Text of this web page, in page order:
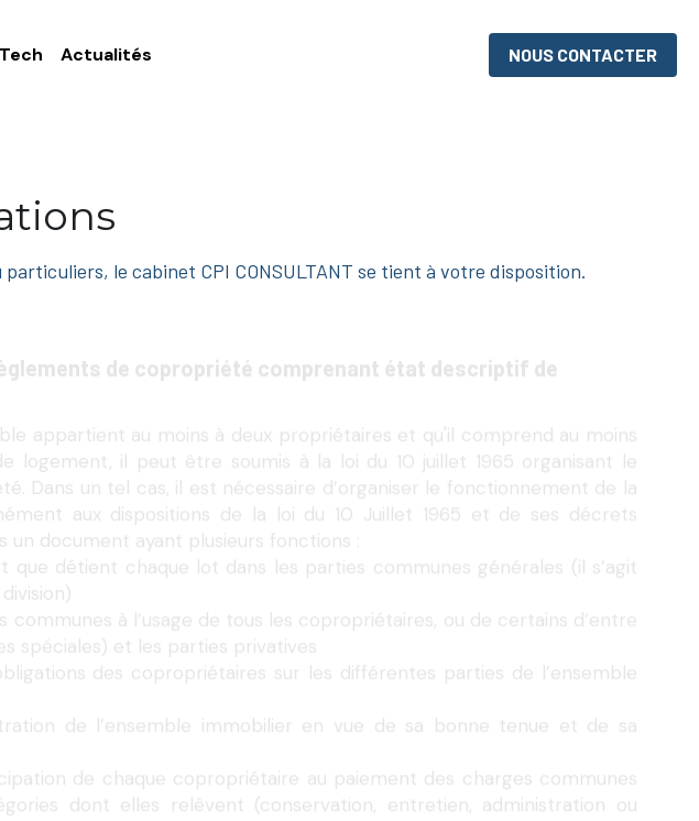
Actualités NOUS CONTACTER
le cabinet CPI CONSULTANT se tient à votre disposition.
appartient au moins à deux propriétaires et qu'il comprend au moins
logement, il peut être soumis à la loi du 10 juillet 1965 organisant le
Dans un tel cas, il est nécessaire d’organiser le fonctionnement de la
aux dispositions de la loi du 10 Juillet 1965 et de ses décrets
un document ayant plusieurs fonctions :
détient chaque lot dans les parties communes générales (il s’agit
à l’usage de tous les copropriétaires, ou de certains d’entre
spéciales) et les parties privatives
des copropriétaires sur les différentes parties de l’ensemble
de l’ensemble immobilier en vue de sa bonne tenue et de sa
de chaque copropriétaire au paiement des charges communes
dont elles relèvent (conservation, entretien, administration ou
des services et éléments d’équipement communs).